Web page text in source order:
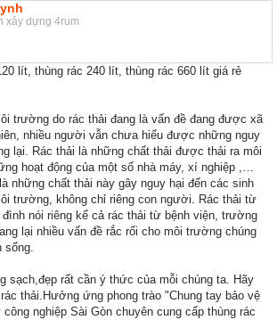
xây dựng 4rum
lít, thùng rác 240 lít, thùng rác 660 lít giá rẻ
trường do rác thải đang là vấn đề đang được xã
nhiều người vẫn chưa hiểu được những nguy
lại. Rác thải là những chất thải được thải ra môi
hoạt động của một số nhà máy, xí nghiệp ,…
những chất thải này gây nguy hại đến các sinh
trường, không chỉ riêng con người. Rác thải từ
nói riêng kể cả rác thải từ bệnh viện, trường
lại nhiều vấn đề rắc rối cho môi trường chúng
sống.
sạch,đẹp rất cần ý thức của mỗi chúng ta. Hãy
thải.Hưởng ứng phong trào "Chung tay bảo vệ
nghiệp Sài Gòn chuyên cung cấp thùng rác